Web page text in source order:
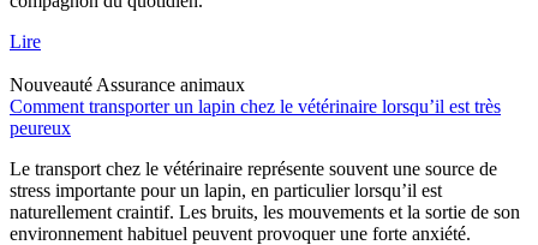
Lire
Nouveauté Assurance animaux
Comment transporter un lapin chez le vétérinaire lorsqu’il est très
peureux
Le transport chez le vétérinaire représente souvent une source de
stress importante pour un lapin, en particulier lorsqu’il est
naturellement craintif. Les bruits, les mouvements et la sortie de son
environnement habituel peuvent provoquer une forte anxiété.